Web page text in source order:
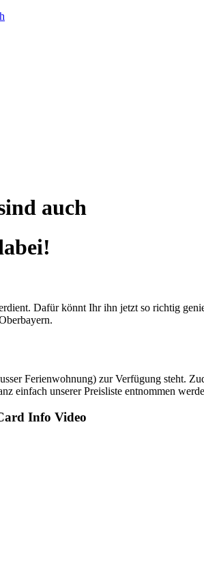
auch
Dafür könnt Ihr ihn jetzt so richtig
Ferienwohnung) zur Verfügung steht.
einfach unserer Preisliste entnommen
Info Video